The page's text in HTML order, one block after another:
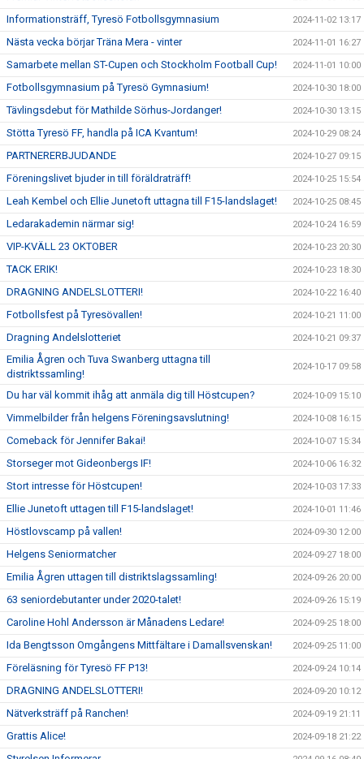
Informationsträff, Tyresö Fotbollsgymnasium 2024-11-02 13:17
Nästa vecka börjar Träna Mera - vinter 2024-11-01 16:27
Samarbete mellan ST-Cupen och Stockholm Football Cup! 2024-11-01 10:00
Fotbollsgymnasium på Tyresö Gymnasium! 2024-10-30 18:00
Tävlingsdebut för Mathilde Sörhus-Jordanger! 2024-10-30 13:15
Stötta Tyresö FF, handla på ICA Kvantum! 2024-10-29 08:24
PARTNERERBJUDANDE 2024-10-27 09:15
Föreningslivet bjuder in till föräldraträff! 2024-10-25 15:54
Leah Kembel och Ellie Junetoft uttagna till F15-landslaget! 2024-10-25 08:45
Ledarakademin närmar sig! 2024-10-24 16:59
VIP-KVÄLL 23 OKTOBER 2024-10-23 20:30
TACK ERIK! 2024-10-23 18:30
DRAGNING ANDELSLOTTERI! 2024-10-22 16:40
Fotbollsfest på Tyresövallen! 2024-10-21 11:00
Dragning Andelslotteriet 2024-10-21 09:37
Emilia Ågren och Tuva Swanberg uttagna till
distriktssamling!
2024-10-17 09:58
Du har väl kommit ihåg att anmäla dig till Höstcupen? 2024-10-09 15:10
Vimmelbilder från helgens Föreningsavslutning! 2024-10-08 16:15
Comeback för Jennifer Bakai! 2024-10-07 15:34
Storseger mot Gideonbergs IF! 2024-10-06 16:32
Stort intresse för Höstcupen! 2024-10-03 17:33
Ellie Junetoft uttagen till F15-landslaget! 2024-10-01 11:46
Höstlovscamp på vallen! 2024-09-30 12:00
Helgens Seniormatcher 2024-09-27 18:00
Emilia Ågren uttagen till distriktslagssamling! 2024-09-26 20:00
63 seniordebutanter under 2020-talet! 2024-09-26 15:19
Caroline Hohl Andersson är Månadens Ledare! 2024-09-25 18:00
Ida Bengtsson Omgångens Mittfältare i Damallsvenskan! 2024-09-25 11:00
Föreläsning för Tyresö FF P13! 2024-09-24 10:14
DRAGNING ANDELSLOTTERI! 2024-09-20 10:12
Nätverksträff på Ranchen! 2024-09-19 21:11
Grattis Alice! 2024-09-18 21:22